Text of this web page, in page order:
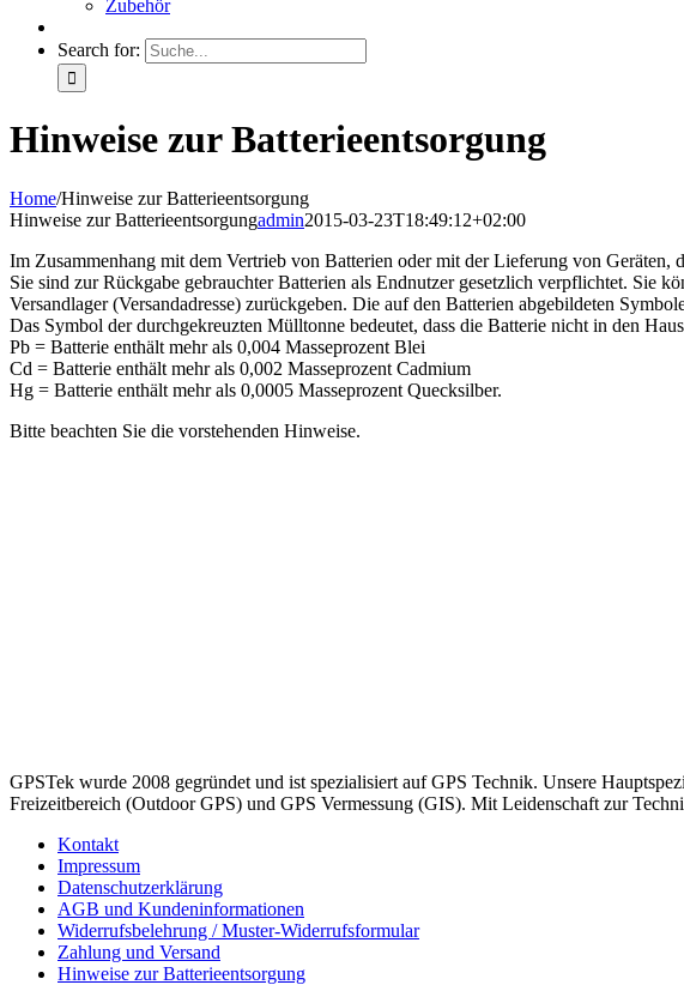
Zubehör
Search for:
Hinweise zur Batterieentsorgung
Home/Hinweise zur Batterieentsorgung
Hinweise zur Batterieentsorgungadmin2015-03-23T18:49:12+02:00
Im Zusammenhang mit dem Vertrieb von Batterien oder mit der Lieferung von
Sie sind zur Rückgabe gebrauchter Batterien als Endnutzer gesetzlich verpflichtet. Sie
Versandlager (Versandadresse) zurückgeben. Die auf den Batterien abgebildeten
Das Symbol der durchgekreuzten Mülltonne bedeutet, dass die Batterie nicht in den
Pb = Batterie enthält mehr als 0,004 Masseprozent Blei
Cd = Batterie enthält mehr als 0,002 Masseprozent Cadmium
Hg = Batterie enthält mehr als 0,0005 Masseprozent Quecksilber.
Bitte beachten Sie die vorstehenden Hinweise.
GPSTek wurde 2008 gegründet und ist spezialisiert auf GPS Technik. Unsere
Freizeitbereich (Outdoor GPS) und GPS Vermessung (GIS). Mit Leidenschaft zur
Kontakt
Impressum
Datenschutzerklärung
AGB und Kundeninformationen
Widerrufsbelehrung / Muster-Widerrufsformular
Zahlung und Versand
Hinweise zur Batterieentsorgung